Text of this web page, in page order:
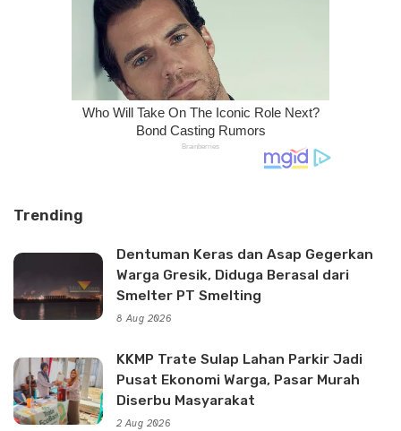
Trending
Dentuman Keras dan Asap Gegerkan
Warga Gresik, Diduga Berasal dari
Smelter PT Smelting
8 Aug 2026
KKMP Trate Sulap Lahan Parkir Jadi
Pusat Ekonomi Warga, Pasar Murah
Diserbu Masyarakat
2 Aug 2026